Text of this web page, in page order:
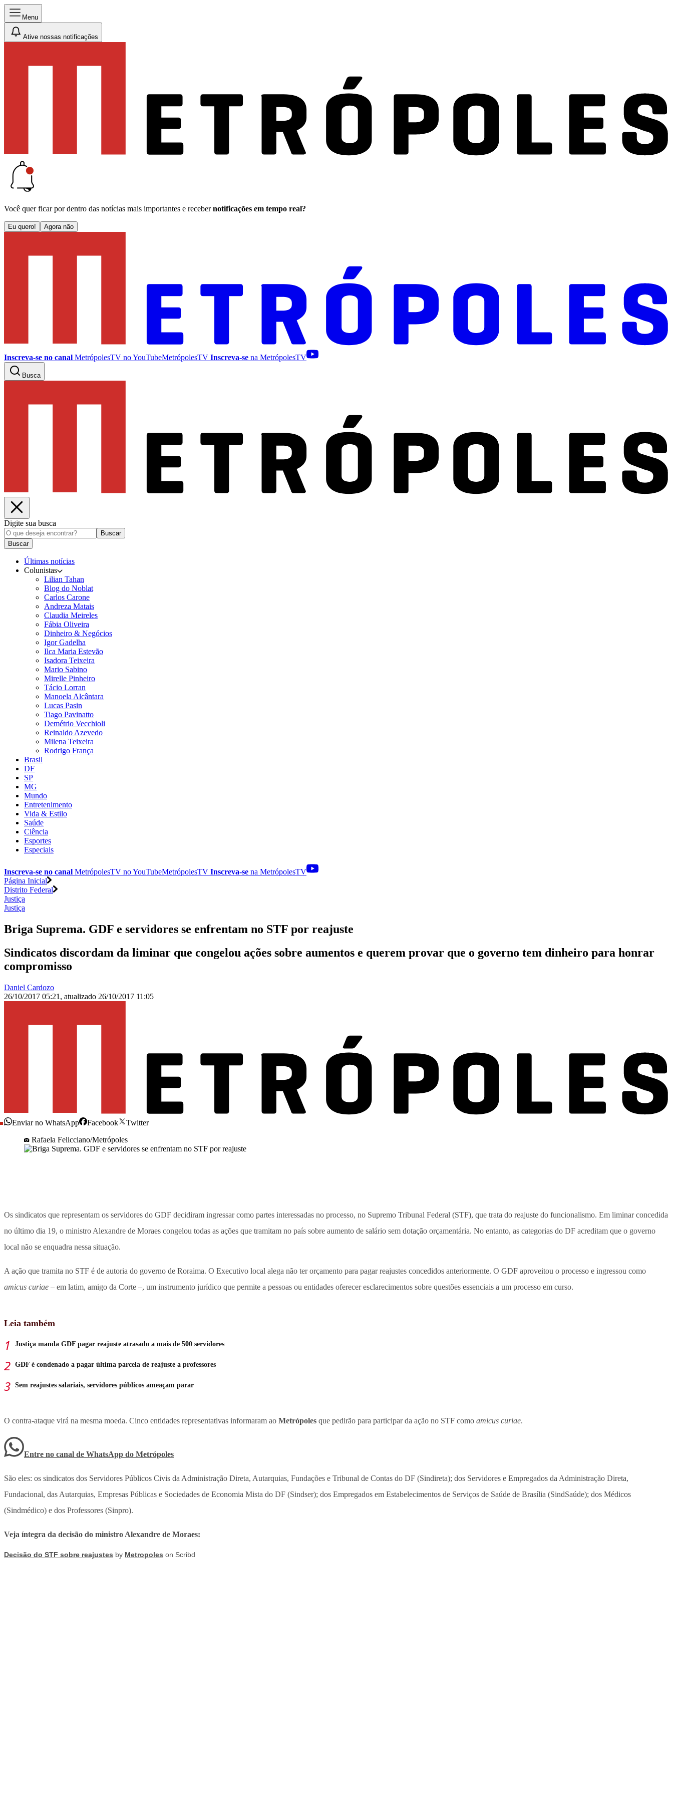
Menu
Ative nossas notificações
Você quer ficar por dentro das notícias mais importantes e receber notificações em tempo real?
Eu quero! Agora não
Inscreva-se no canal MetrópolesTV noYouTubeMetrópolesTV Inscreva-se na MetrópolesTV
Busca
Digite sua busca
Buscar
Buscar
Últimas notícias
Colunistas
Lilian Tahan
Blog do Noblat
Carlos Carone
Andreza Matais
Claudia Meireles
Fábia Oliveira
Dinheiro & Negócios
Igor Gadelha
Ilca Maria Estevão
Isadora Teixeira
Mario Sabino
Mirelle Pinheiro
Tácio Lorran
Manoela Alcântara
Lucas Pasin
Tiago Pavinatto
Demétrio Vecchioli
Reinaldo Azevedo
Milena Teixeira
Rodrigo França
Brasil
DF
SP
MG
Mundo
Entretenimento
Vida & Estilo
Saúde
Ciência
Esportes
Especiais
Inscreva-se no canal MetrópolesTV noYouTubeMetrópolesTV Inscreva-se na MetrópolesTV
Página Inicial
Distrito Federal
Justiça
Justiça
Briga Suprema. GDF e servidores se enfrentam no STF por reajuste
Sindicatos discordam da liminar que congelou ações sobre aumentos e querem provar que o governo tem dinheiro para honrar
compromisso
Daniel Cardozo
26/10/2017 05:21 , atualizado 26/10/2017 11:05
Enviar no WhatsApp Facebook
Twitter
Rafaela Felicciano/Metrópoles
Os sindicatos que representam os servidores do GDF decidiram ingressar como partes interessadas no processo, no Supremo Tribunal Federal (STF), que trata do reajuste do funcionalismo. Em liminar concedida
no último dia 19, o ministro Alexandre de Moraes congelou todas as ações que tramitam no país sobre aumento de salário sem dotação orçamentária. No entanto, as categorias do DF acreditam que o governo
local não se enquadra nessa situação.
A ação que tramita no STF é de autoria do governo de Roraima. O Executivo local alega não ter orçamento para pagar reajustes concedidos anteriormente. O GDF aproveitou o processo e ingressou como
amicus curiae – em latim, amigo da Corte –, um instrumento jurídico que permite a pessoas ou entidades oferecer esclarecimentos sobre questões essenciais a um processo em curso.
Leia também
Justiça manda GDF pagar reajuste atrasado a mais de 500 servidores
GDF é condenado a pagar última parcela de reajuste a professores
Sem reajustes salariais, servidores públicos ameaçam parar
O contra-ataque virá na mesma moeda. Cinco entidades representativas informaram ao Metrópoles que pedirão para participar da ação no STF como amicus curiae.
Entre no canal de WhatsApp do Metrópoles
São eles: os sindicatos dos Servidores Públicos Civis da Administração Direta, Autarquias, Fundações e Tribunal de Contas do DF (Sindireta); dos Servidores e Empregados da Administração Direta,
Fundacional, das Autarquias, Empresas Públicas e Sociedades de Economia Mista do DF (Sindser); dos Empregados em Estabelecimentos de Serviços de Saúde de Brasília (SindSaúde); dos Médicos
(Sindmédico) e dos Professores (Sinpro).
Veja íntegra da decisão do ministro Alexandre de Moraes:
Decisão do STF sobre reajustes by Metropoles on Scribd